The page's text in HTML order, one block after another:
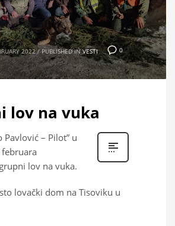
0
2022 / PUBLISHED IN VESTI
lov na vuka
Pavlović – Pilot” u
lov na vuka.
lovački dom na Tisoviku u